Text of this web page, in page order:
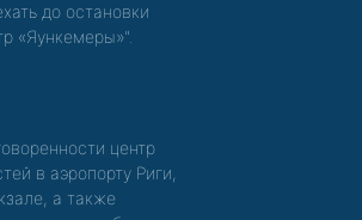
до остановки
«Яункемеры»".
центр
в аэропорту Риги,
а также